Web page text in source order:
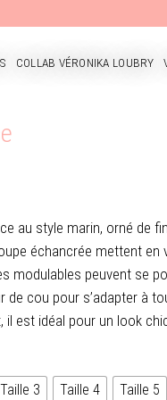
COLLAB VÉRONIKA LOUBRY
au style marin, orné de
échancrée mettent en
modulables peuvent se
de cou pour s’adapter à
il est idéal pour un look
Taille 3 Taille 4 Taille 5